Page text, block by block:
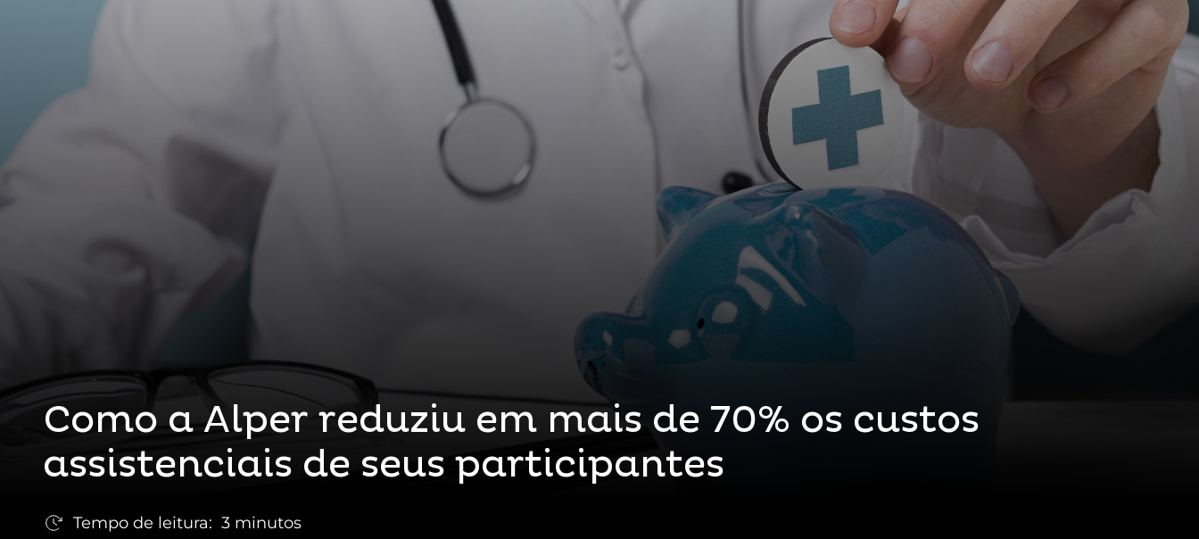
Como a Alper reduziu em mais de 70% os custos
assistenciais de seus participantes
Tempo de leitura: 3 minutos